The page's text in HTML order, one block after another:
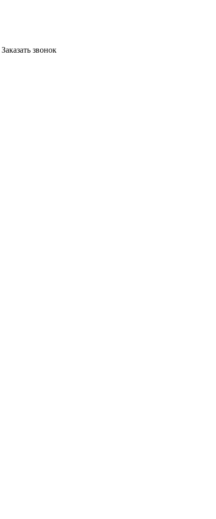
Заказать звонок